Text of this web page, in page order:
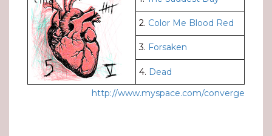
2. Color Me Blood Red
3. Forsaken
4. Dead
http://www.myspace.com/converge